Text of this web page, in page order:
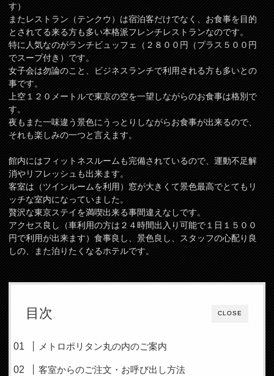
す）
またレストラン（テンクウ）は宿泊客だけでなく、お食事を目的
とされてる来る方も多い本格派フレンチレストランなのです。
特に人気なのがランチビュッフェ（２８００円（プラス５００円
でスープ付き）です。
女子会は勿論のこと、ビジネスランチで利用される方も多いとの
事です。
上空１２０メートルで東京の空を一望しながらのお食事は格別で
す。
夜もまた一味違う景色にうっとりしながらお食事が出来るので、
それも楽しみの一つと言えます。
館内にはフィットネスルームも完備されているので、運動不足解
消やリフレッシュも出来ます。
客室は（ツインルームを利用）窓が大きくて景色最高でとてもリ
ッチな室内になっていました。
贅沢な東京ステイを満喫出来る事間違えなしです。
アクセス良し（車利用の方は２４時間出入り可能で１日１５００
円で利用が出来ます）食事良し、景色良し、スタッフの心配り良
しの、また泊りたくなるホテルです。
CLOSE
目次
メトロポリタン丸の内のご案内
客室からのご注文・お呼び出し方法